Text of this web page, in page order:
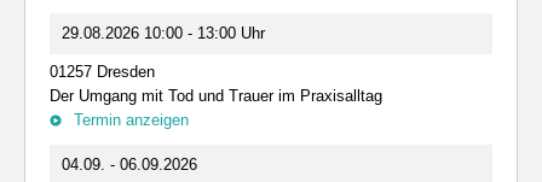
29.08.2026 10:00 - 13:00 Uhr
01257 Dresden
Der Umgang mit Tod und Trauer im Praxisalltag
Termin anzeigen
04.09. - 06.09.2026